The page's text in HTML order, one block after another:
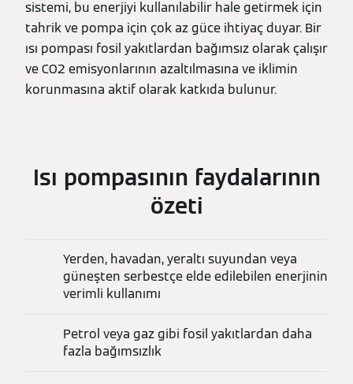
sistemi, bu enerjiyi kullanılabilir hale getirmek için
tahrik ve pompa için çok az güce ihtiyaç duyar. Bir
ısı pompası fosil yakıtlardan bağımsız olarak çalışır
ve CO2 emisyonlarının azaltılmasına ve iklimin
korunmasına aktif olarak katkıda bulunur.
Isı pompasının faydalarının
özeti
Yerden, havadan, yeraltı suyundan veya
güneşten serbestçe elde edilebilen enerjinin
verimli kullanımı
Petrol veya gaz gibi fosil yakıtlardan daha
fazla bağımsızlık